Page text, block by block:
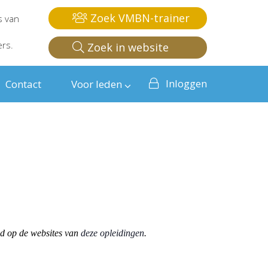
van
Zoek VMBN-trainer
Zoek in website
Contact Voor leden Inloggen
op de websites van deze opleidingen.